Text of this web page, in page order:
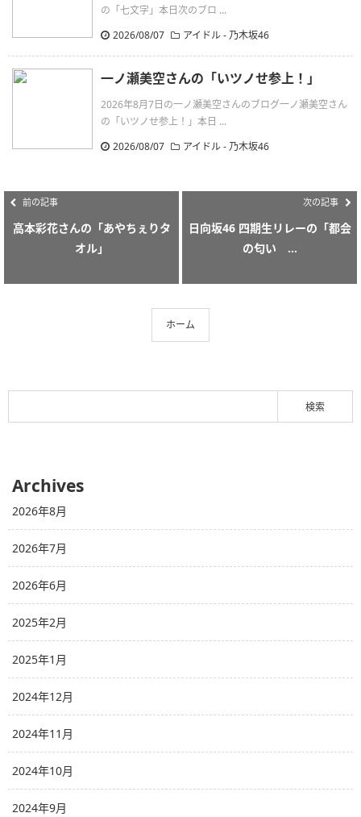
の「七文字」本日次のブロ ...
2026/08/07
アイドル - 乃木坂46
一ノ瀬美空さんの「いツノせ参上！」
2026年8月7日の一ノ瀬美空さんのブログ一ノ瀬美空さん
の「いツノせ参上！」本日 ...
2026/08/07
アイドル - 乃木坂46
前の記事
高本彩花さんの「あやちぇりタ
オル」
次の記事
日向坂46 四期生リレーの「都会
の匂い ...
ホーム
Archives
2026年8月
2026年7月
2026年6月
2025年2月
2025年1月
2024年12月
2024年11月
2024年10月
2024年9月